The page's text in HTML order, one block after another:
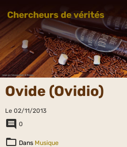
Chercheurs de vérités
Ovide (Ovidio)
Le 02/11/2013
0
Dans Musique